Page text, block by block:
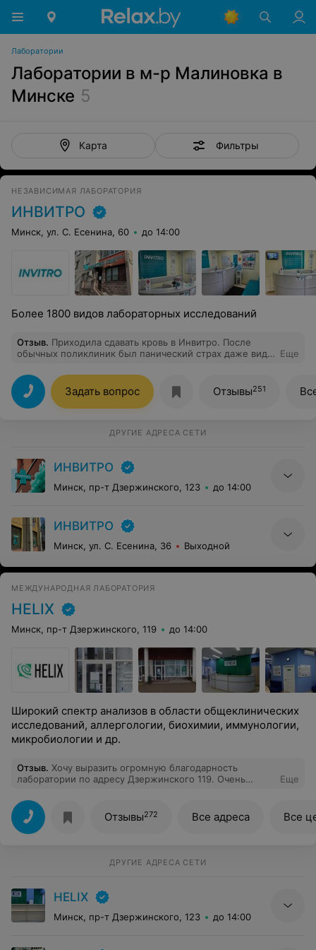
Лаборатории
Лаборатории в м-р Малиновка в
Минске 5
Карта Фильтры
НЕЗАВИСИМАЯ ЛАБОРАТОРИЯ
ИНВИТРО
Минск, ул. С. Есенина, 60 до 14:00
Более 1800 видов лабораторных исследований
Отзыв. Приходила сдавать кровь в Инвитро. После
обычных поликлиник был панический страх даже вида
делают. Спасибо большое врачам и вежливым
администраторам.
Еще
Задать вопрос Отзывы251
ДРУГИЕ АДРЕСА СЕТИ
ИНВИТРО
Минск, пр-т Дзержинского, 123 до 14:00
ИНВИТРО
Минск, ул. С. Есенина, 36 Выходной
МЕЖДУНАРОДНАЯ ЛАБОРАТОРИЯ
HELIX
Минск, пр-т Дзержинского, 119 до 14:00
Широкий спектр анализов в области общеклинических
исследований, аллергологии, биохимии, иммунологии,
микробиологии и др.
Отзыв. Хочу выразить огромную благодарность
лаборатории по адресу Дзержинского 119. Очень
Инвитро сильно подвела. На прощание очень
приветливая администратор угостила шоколадкой и
кофе, что, вот честно, подняло настроение на весь
день! Если, не дай Бог, ещё раз столкнусь с болезнями
Еще
Отзывы272 Все адреса Все
ДРУГИЕ АДРЕСА СЕТИ
HELIX
Минск, пр-т Дзержинского, 123 до 14:00